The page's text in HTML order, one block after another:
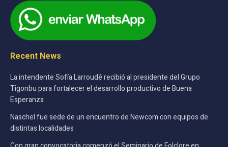
Recent News
La intendente Sofía Larroudé recibió al presidente del Grupo
Tigonbu para fortalecer el desarrollo productivo de Buena
Esperanza
Naschel fue sede de un encuentro de Newcom con equipos de
distintas localidades